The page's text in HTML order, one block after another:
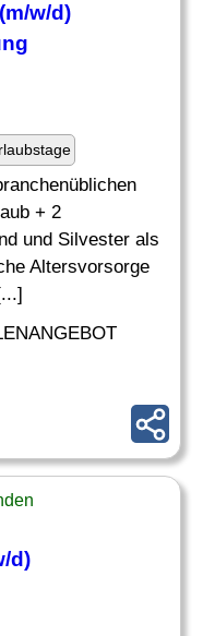
w/d)
+ 2
und Silvester als
Altersvorsorge
d)